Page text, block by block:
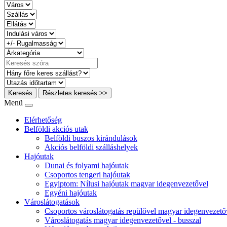
Keresés Részletes keresés >>
Menü
Elérhetőség
Belföldi akciós utak
Belföldi buszos kirándulások
Akciós belföldi szálláshelyek
Hajóutak
Dunai és folyami hajóutak
Csoportos tengeri hajóutak
Egyiptom: Nílusi hajóutak magyar idegenvezetővel
Egyéni hajóutak
Városlátogatások
Csoportos városlátogatás repülővel magyar
Városlátogatás magyar idegenvezetővel - busszal